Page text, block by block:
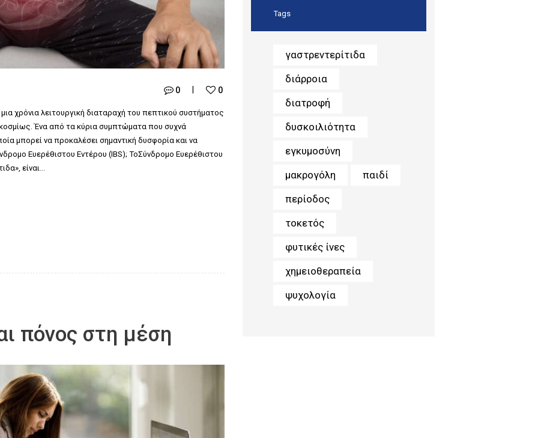
0 0
χρόνια λειτουργική διαταραχή του πεπτικού συστήματος
Ένα από τα κύρια συμπτώματα που συχνά
μπορεί να προκαλέσει σημαντική δυσφορία και να
Ευερέθιστου Εντέρου (IBS); ΤοΣύνδρομο Ευερέθιστου
είναι…
πόνος στη μέση
Tags
γαστρεντερίτιδα
διάρροια
διατροφή
δυσκοιλιότητα
εγκυμοσύνη
μακρογόλη
παιδί
περίοδος
τοκετός
φυτικές ίνες
χημειοθεραπεία
ψυχολογία